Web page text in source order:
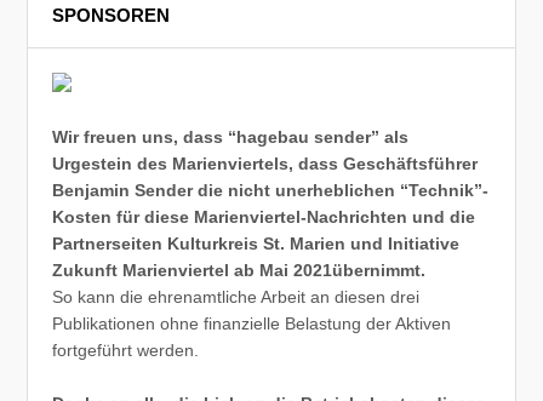
SPONSOREN
Wir freuen uns, dass “hagebau sender” als
Urgestein des Marienviertels, dass Geschäftsführer
Benjamin Sender die nicht unerheblichen “Technik”-
Kosten für diese Marienviertel-Nachrichten und die
Partnerseiten Kulturkreis St. Marien und Initiative
Zukunft Marienviertel ab Mai 2021übernimmt.
So kann die ehrenamtliche Arbeit an diesen drei
Publikationen ohne finanzielle Belastung der Aktiven
fortgeführt werden.